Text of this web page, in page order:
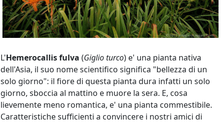
L'Hemerocallis fulva (Giglio turco) e' una pianta nativa
dell'Asia, il suo nome scientifico significa "bellezza di un
solo giorno": il fiore di questa pianta dura infatti un solo
giorno, sboccia al mattino e muore la sera. E, cosa
lievemente meno romantica, e' una pianta commestibile.
Caratteristiche sufficienti a convincere i nostri amici di